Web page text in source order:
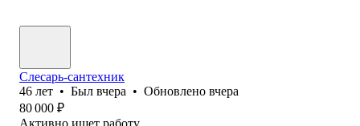
Слесарь-сантехник
46 лет • Был вчера • Обновлено вчера
80 000 ₽
Активно ищет работу